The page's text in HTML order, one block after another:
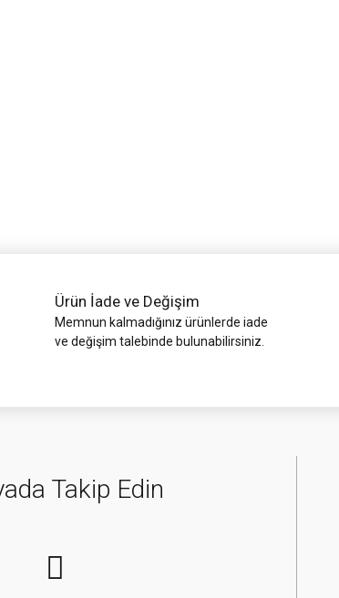
Ürün İade ve Değişim
Memnun kalmadığınız ürünlerde iade
ve değişim talebinde bulunabilirsiniz.
Takip Edin